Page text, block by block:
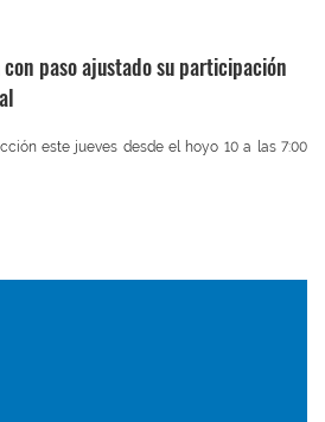
paso ajustado su participación
este jueves desde el hoyo 10 a las 7:00